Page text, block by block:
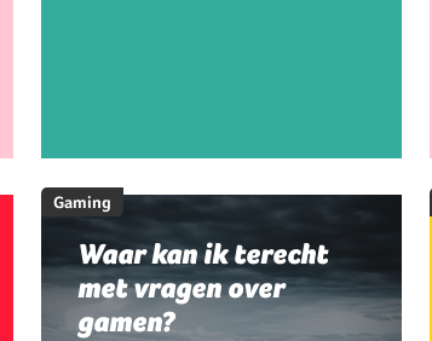
Gaming
Waar kan ik terecht
met vragen over
gamen?